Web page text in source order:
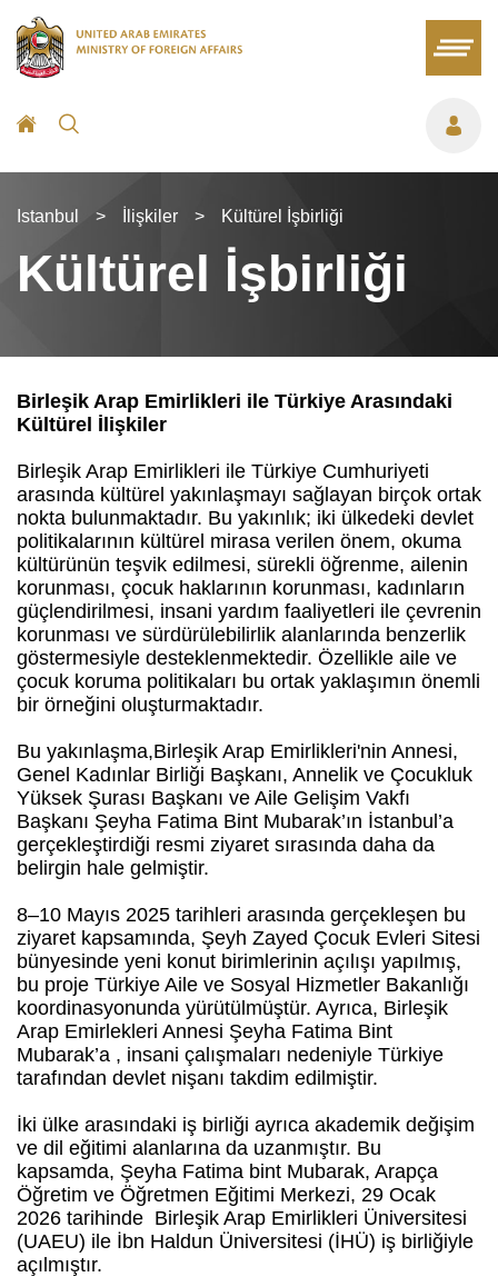
Istanbul > İlişkiler > Kültürel İşbirliği
Kültürel İşbirliği
Birleşik Arap Emirlikleri ile Türkiye Arasındaki
Kültürel İlişkiler
Birleşik Arap Emirlikleri ile Türkiye Cumhuriyeti
arasında kültürel yakınlaşmayı sağlayan birçok ortak
nokta bulunmaktadır. Bu yakınlık; iki ülkedeki devlet
politikalarının kültürel mirasa verilen önem, okuma
kültürünün teşvik edilmesi, sürekli öğrenme, ailenin
korunması, çocuk haklarının korunması, kadınların
güçlendirilmesi, insani yardım faaliyetleri ile çevrenin
korunması ve sürdürülebilirlik alanlarında benzerlik
göstermesiyle desteklenmektedir. Özellikle aile ve
çocuk koruma politikaları bu ortak yaklaşımın önemli
bir örneğini oluşturmaktadır.
Bu yakınlaşma,Birleşik Arap Emirlikleri'nin Annesi,
Genel Kadınlar Birliği Başkanı, Annelik ve Çocukluk
Yüksek Şurası Başkanı ve Aile Gelişim Vakfı
Başkanı Şeyha Fatima Bint Mubarak’ın İstanbul’a
gerçekleştirdiği resmi ziyaret sırasında daha da
belirgin hale gelmiştir.
8–10 Mayıs 2025 tarihleri arasında gerçekleşen bu
ziyaret kapsamında, Şeyh Zayed Çocuk Evleri Sitesi
bünyesinde yeni konut birimlerinin açılışı yapılmış,
bu proje Türkiye Aile ve Sosyal Hizmetler Bakanlığı
koordinasyonunda yürütülmüştür. Ayrıca, Birleşik
Arap Emirlekleri Annesi Şeyha Fatima Bint
Mubarak’a , insani çalışmaları nedeniyle Türkiye
tarafından devlet nişanı takdim edilmiştir.
İki ülke arasındaki iş birliği ayrıca akademik değişim
ve dil eğitimi alanlarına da uzanmıştır. Bu
kapsamda, Şeyha Fatima bint Mubarak, Arapça
Öğretim ve Öğretmen Eğitimi Merkezi, 29 Ocak
2026 tarihinde Birleşik Arap Emirlikleri Üniversitesi
(UAEU) ile İbn Haldun Üniversitesi (İHÜ) iş birliğiyle
açılmıştır.